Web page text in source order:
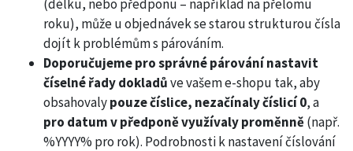
(délku, nebo předponu – například na přelomu
roku), může u objednávek se starou strukturou čísla
dojít k problémům s párováním.
Doporučujeme pro správné párování nastavit
číselné řady dokladůve vašem e-shopu tak, aby
obsahovalypouze číslice, nezačínaly číslicí 0, a
pro datum v předponě využívaly proměnně(např.
%YYYY% pro rok). Podrobnosti k nastavení číslování